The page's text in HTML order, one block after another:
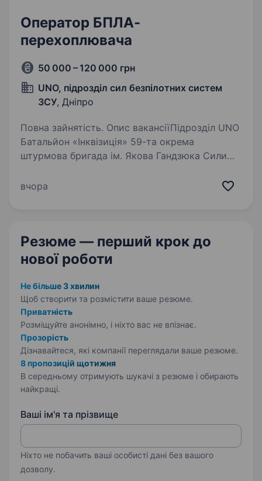
Оператор БПЛА-
перехоплювача
50 000 – 120 000 грн
UNO, підрозділ сил безпілотних систем
ЗСУ, Дніпро
Повна зайнятість. Опис вакансіїПідрозділ UNO
Батальйон «Інквізиція» 59-та окрема
штурмова бригада ім. Якова Гандзюка Сили
UNO — новостворений підрозділ
вчора
Резюме — перший крок до
нової роботи
Не більше 3 хвилин
Щоб створити та розмістити ваше резюме.
Приватність
Розміщуйте анонімно, і ніхто вас не впізнає.
Прозорість
Дізнавайтеся, які компанії переглядали ваше резюме.
8 пропозицій щотижня
В середньому отримують шукачі з резюме і обирають
найкращі.
Ваші ім'я та прізвище
Ніхто не побачить ваші особисті дані без вашого
дозволу.